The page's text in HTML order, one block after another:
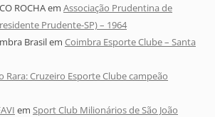
ROCHAem Associação Prudentina de
Prudente-SP) – 1964
Brasilem Coimbra Esporte Clube – Santa
Rara: Cruzeiro Esporte Clube campeão
em Sport Club Milionários de São João